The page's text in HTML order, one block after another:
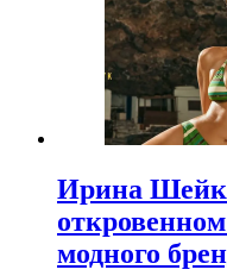
Ирина Шейк
модного